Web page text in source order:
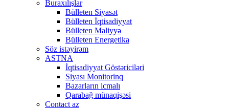
Buraxılışlar
Bülleten Siyasət
Bülleten İqtisadiyyat
Bülleten Maliyyə
Bülleten Energetika
Söz istəyirəm
ASTNA
İqtisadiyyat Göstəriciləri
Siyası Monitorinq
Bazarların icmalı
Qarabağ münaqişəsi
Contact az